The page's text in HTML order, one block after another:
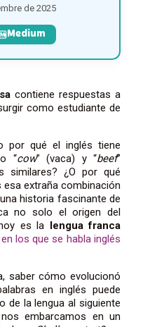
de 2025
Medium
contiene respuestas a
como estudiante de
por qué el inglés tiene
“cow” (vaca) y “beef”
similares? ¿O por qué
esa extraña combinación
historia fascinante de
no solo el origen del
es la lengua franca
los que se habla inglés
saber cómo evolucionó
en inglés puede
de la lengua al siguiente
embarcamos en un